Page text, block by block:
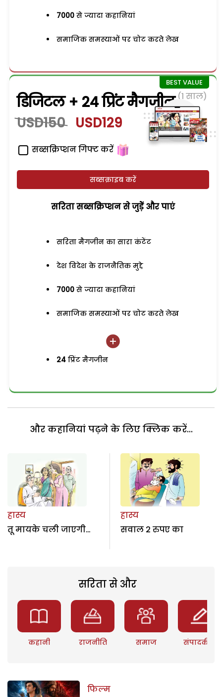
7000 से ज्यादा कहानियां
समाजिक समस्याओं पर चोट करते लेख
डिजिटल + 24 प्रिंट मैगजीन (1 साल)
USD150 USD129
सब्सक्रिप्शन गिफ्ट करें
सब्सक्राइब करें
सरिता सब्सक्रिप्शन से जुड़ेें और पाएं
सरिता मैगजीन का सारा कंटेंट
देश विदेश के राजनैतिक मुद्दे
7000 से ज्यादा कहानियां
समाजिक समस्याओं पर चोट करते लेख
24 प्रिंट मैगजीन
और कहानियां पढ़ने के लिए क्लिक करें...
हास्य
तू मायके चली जाएगी…
हास्य
सवाल 2 रुपए का
सरिता से और
कहानी राजनीति समाज संपादकीय
फिल्म